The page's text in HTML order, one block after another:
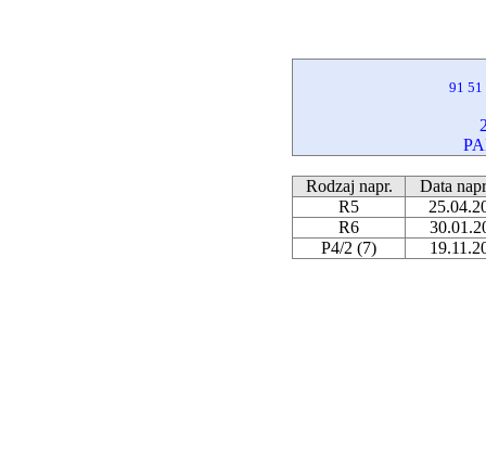
91
Rodzaj napr.
Data
R5
R6
P4/2 (7)